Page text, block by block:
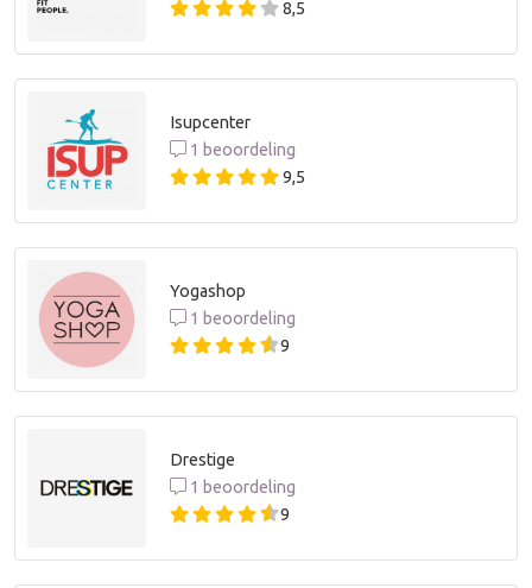
8,5
Isupcenter
1 beoordeling
9,5
Yogashop
1 beoordeling
9
Drestige
1 beoordeling
9